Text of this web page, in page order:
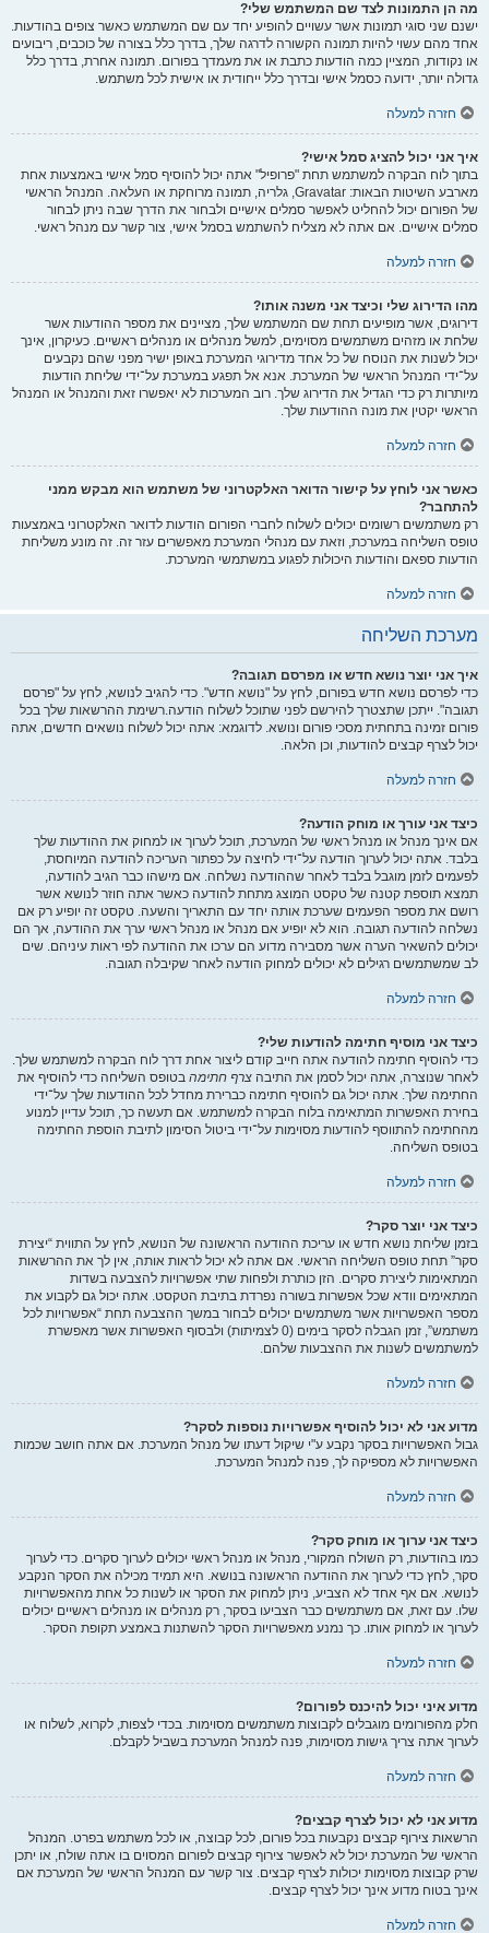
מה הן התמונות לצד שם המשתמש שלי?
ישנם שני סוגי תמונות אשר עשויים להופיע יחד עם שם המשתמש כאשר צופים בהודעות.
אחד מהם עשוי להיות תמונה הקשורה לדרגה שלך, בדרך כלל בצורה של כוכבים, ריבועים
או נקודות, המציין כמה הודעות כתבת או את מעמדך בפורום. תמונה אחרת, בדרך כלל
גדולה יותר, ידועה כסמל אישי ובדרך כלל ייחודית או אישית לכל משתמש.
חזרה למעלה
איך אני יכול להציג סמל אישי?
בתוך לוח הבקרה למשתמש תחת "פרופיל" אתה יכול להוסיף סמל אישי באמצעות אחת
מארבע השיטות הבאות: Gravatar, גלריה, תמונה מרוחקת או העלאה. המנהל הראשי
של הפורום יכול להחליט לאפשר סמלים אישיים ולבחור את הדרך שבה ניתן לבחור
סמלים אישיים. אם אתה לא מצליח להשתמש בסמל אישי, צור קשר עם מנהל ראשי.
חזרה למעלה
מהו הדירוג שלי וכיצד אני משנה אותו?
דירוגים, אשר מופיעים תחת שם המשתמש שלך, מציינים את מספר ההודעות אשר
שלחת או מזהים משתמשים מסוימים, למשל מנהלים או מנהלים ראשיים. כעיקרון, אינך
יכול לשנות את הנוסח של כל אחד מדירוגי המערכת באופן ישיר מפני שהם נקבעים
על־ידי המנהל הראשי של המערכת. אנא אל תפגע במערכת על־ידי שליחת הודעות
מיותרות רק כדי הגדיל את הדירוג שלך. רוב המערכות לא יאפשרו זאת והמנהל או המנהל
הראשי יקטין את מונה ההודעות שלך.
חזרה למעלה
כאשר אני לוחץ על קישור הדואר האלקטרוני של משתמש הוא מבקש ממני
להתחבר?
רק משתמשים רשומים יכולים לשלוח לחברי הפורום הודעות לדואר האלקטרוני באמצעות
טופס השליחה במערכת, וזאת עם מנהלי המערכת מאפשרים עזר זה. זה מונע משליחת
הודעות ספאם והודעות היכולות לפגוע במשתמשי המערכת.
חזרה למעלה
מערכת השליחה
איך אני יוצר נושא חדש או מפרסם תגובה?
כדי לפרסם נושא חדש בפורום, לחץ על "נושא חדש". כדי להגיב לנושא, לחץ על "פרסם
תגובה". ייתכן שתצטרך להירשם לפני שתוכל לשלוח הודעה.רשימת ההרשאות שלך בכל
פורום זמינה בתחתית מסכי פורום ונושא. לדוגמא: אתה יכול לשלוח נושאים חדשים, אתה
יכול לצרף קבצים להודעות, וכן הלאה.
חזרה למעלה
כיצד אני עורך או מוחק הודעה?
אם אינך מנהל או מנהל ראשי של המערכת, תוכל לערוך או למחוק את ההודעות שלך
בלבד. אתה יכול לערוך הודעה על־ידי לחיצה על כפתור העריכה להודעה המיוחסת,
לפעמים לזמן מוגבל בלבד לאחר שההודעה נשלחה. אם מישהו כבר הגיב להודעה,
תמצא תוספת קטנה של טקסט המוצג מתחת להודעה כאשר אתה חוזר לנושא אשר
רושם את מספר הפעמים שערכת אותה יחד עם התאריך והשעה. טקסט זה יופיע רק אם
נשלחה להודעה תגובה. הוא לא יופיע אם מנהל או מנהל ראשי ערך את ההודעה, אך הם
יכולים להשאיר הערה אשר מסבירה מדוע הם ערכו את ההודעה לפי ראות עיניהם. שים
לב שמשתמשים רגילים לא יכולים למחוק הודעה לאחר שקיבלה תגובה.
חזרה למעלה
כיצד אני מוסיף חתימה להודעות שלי?
כדי להוסיף חתימה להודעה אתה חייב קודם ליצור אחת דרך לוח הבקרה למשתמש שלך.
לאחר שנוצרה, אתה יכול לסמן את התיבה צרף חתימה בטופס השליחה כדי להוסיף את
החתימה שלך. אתה יכול גם להוסיף חתימה כברירת מחדל לכל ההודעות שלך על־ידי
בחירת האפשרות המתאימה בלוח הבקרה למשתמש. אם תעשה כך, תוכל עדיין למנוע
מהחתימה להתווסף להודעות מסוימות על־ידי ביטול הסימון לתיבת הוספת החתימה
בטופס השליחה.
חזרה למעלה
כיצד אני יוצר סקר?
בזמן שליחת נושא חדש או עריכת ההודעה הראשונה של הנושא, לחץ על התווית “יצירת
סקר” תחת טופס השליחה הראשי. אם אתה לא יכול לראות אותה, אין לך את ההרשאות
המתאימות ליצירת סקרים. הזן כותרת ולפחות שתי אפשרויות להצבעה בשדות
המתאימים וודא שכל אפשרות בשורה נפרדת בתיבת הטקסט. אתה יכול גם לקבוע את
מספר האפשרויות אשר משתמשים יכולים לבחור במשך ההצבעה תחת “אפשרויות לכל
משתמש”, זמן הגבלה לסקר בימים (0 לצמיתות) ולבסוף האפשרות אשר מאפשרת
למשתמשים לשנות את ההצבעות שלהם.
חזרה למעלה
מדוע אני לא יכול להוסיף אפשרויות נוספות לסקר?
גבול האפשרויות בסקר נקבע ע"י שיקול דעתו של מנהל המערכת. אם אתה חושב שכמות
האפשרויות לא מספיקה לך, פנה למנהל המערכת.
חזרה למעלה
כיצד אני ערוך או מוחק סקר?
כמו בהודעות, רק השולח המקורי, מנהל או מנהל ראשי יכולים לערוך סקרים. כדי לערוך
סקר, לחץ כדי לערוך את ההודעה הראשונה בנושא. היא תמיד מכילה את הסקר הנקבע
לנושא. אם אף אחד לא הצביע, ניתן למחוק את הסקר או לשנות כל אחת מהאפשרויות
שלו. עם זאת, אם משתמשים כבר הצביעו בסקר, רק מנהלים או מנהלים ראשיים יכולים
לערוך או למחוק אותו. כך נמנע מאפשרויות הסקר להשתנות באמצע תקופת הסקר.
חזרה למעלה
מדוע איני יכול להיכנס לפורום?
חלק מהפורומים מוגבלים לקבוצות משתמשים מסוימות. בכדי לצפות, לקרוא, לשלוח או
לערוך אתה צריך גישות מסוימות, פנה למנהל המערכת בשביל לקבלם.
חזרה למעלה
מדוע אני לא יכול לצרף קבצים?
הרשאות צירוף קבצים נקבעות בכל פורום, לכל קבוצה, או לכל משתמש בפרט. המנהל
הראשי של המערכת יכול לא לאפשר צירוף קבצים לפורום המסוים בו אתה שולח, או יתכן
שרק קבוצות מסוימות יכולות לצרף קבצים. צור קשר עם המנהל הראשי של המערכת אם
אינך בטוח מדוע אינך יכול לצרף קבצים.
חזרה למעלה